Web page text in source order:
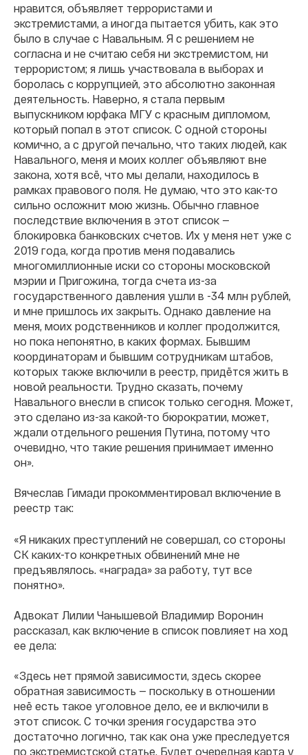
нравится, объявляет террористами и
экстремистами, а иногда пытается убить, как это
было в случае с Навальным. Я с решением не
согласна и не считаю себя ни экстремистом, ни
террористом; я лишь участвовала в выборах и
боролась с коррупцией, это абсолютно законная
деятельность. Наверно, я стала первым
выпускником юрфака МГУ с красным дипломом,
который попал в этот список. С одной стороны
комично, а с другой печально, что таких людей, как
Навального, меня и моих коллег объявляют вне
закона, хотя всё, что мы делали, находилось в
рамках правового поля. Не думаю, что это как-то
сильно осложнит мою жизнь. Обычно главное
последствие включения в этот список —
блокировка банковских счетов. Их у меня нет уже с
2019 года, когда против меня подавались
многомиллионные иски со стороны московской
мэрии и Пригожина, тогда счета из-за
государственного давления ушли в -34 млн рублей,
и мне пришлось их закрыть. Однако давление на
меня, моих родственников и коллег продолжится,
но пока непонятно, в каких формах. Бывшим
координаторам и бывшим сотрудникам штабов,
которых также включили в реестр, придётся жить в
новой реальности. Трудно сказать, почему
Навального внесли в список только сегодня. Может,
это сделано из-за какой-то бюрократии, может,
ждали отдельного решения Путина, потому что
очевидно, что такие решения принимает именно
он».
Вячеслав Гимади прокомментировал включение в
реестр так:
«Я никаких преступлений не совершал, со стороны
СК каких-то конкретных обвинений мне не
предъявлялось. «награда» за работу, тут все
понятно».
Адвокат Лилии Чанышевой Владимир Воронин
рассказал, как включение в список повлияет на ход
ее дела:
«Здесь нет прямой зависимости, здесь скорее
обратная зависимость — поскольку в отношении
неё есть такое уголовное дело, ее и включили в
этот список. С точки зрения государства это
достаточно логично, так как она уже преследуется
по экстремистской статье. Будет очередная карта у